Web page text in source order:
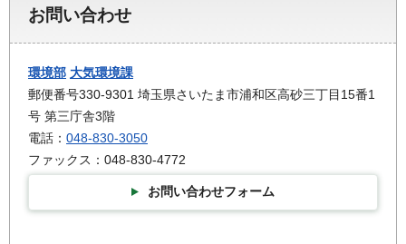
お問い合わせ
環境部 大気環境課
郵便番号330-9301 埼玉県さいたま市浦和区高砂三丁目15番1
号 第三庁舎3階
電話： 048-830-3050
ファックス：048-830-4772
お問い合わせフォーム